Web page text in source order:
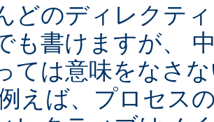
どのディレクテ
も書けますが、
ては意味をなさ
えば、プロセス